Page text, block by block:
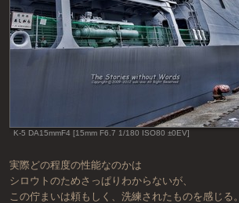
K-5 DA15mmF4 [15mm F6.7 1/180 ISO80 ±0EV]
実際どの程度の性能なのかは
シロウトのためさっぱりわからないが、
この佇まいは頼もしく、洗練されたものを感じる。